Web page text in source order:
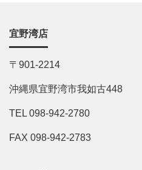
宜野湾店
〒901-2214
沖縄県宜野湾市我如古448
TEL 098-942-2780
FAX 098-942-2783